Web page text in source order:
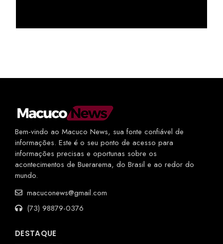
Bem-vindo ao Macuco News, sua fonte confiável de
informações. Este é o seu ponto de acesso para
informações precisas e oportunas sobre os
acontecimentos de Buerarema, do Brasil e ao redor do
mundo.
macuconews@gmail.com
(73) 98879-0376
DESTAQUE